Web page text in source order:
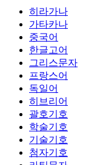
히라가나
가타카나
중국어
한글고어
그리스문자
프랑스어
독일어
히브리어
괄호기호
학술기호
기술기호
첨자기호